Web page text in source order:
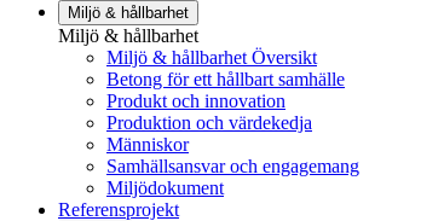
Miljö & hållbarhet
Miljö & hållbarhet
Miljö & hållbarhet Översikt
Betong för ett hållbart samhälle
Produkt och innovation
Produktion och värdekedja
Människor
Samhällsansvar och engagemang
Miljödokument
Referensprojekt